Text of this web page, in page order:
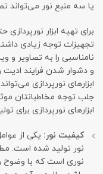
یا سه منبع نور می‌تواند
برای تهیه ابزار
تجهیزات توجه زیادی داشته
نامناسبی را به تصاویر
و دشوار شدن فرایند
ابزارهای نورپردازی
جلب توجه مخاطبانتان
ابزارهای نورپردازی برای
کیفیت نور: یکی از
نور تولید شده است.
نوری است که با وضوح